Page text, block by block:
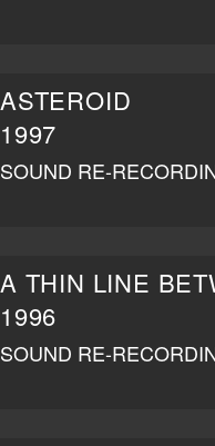
ASTEROID
1997
SOUND RE-
1996
SOUND RE-